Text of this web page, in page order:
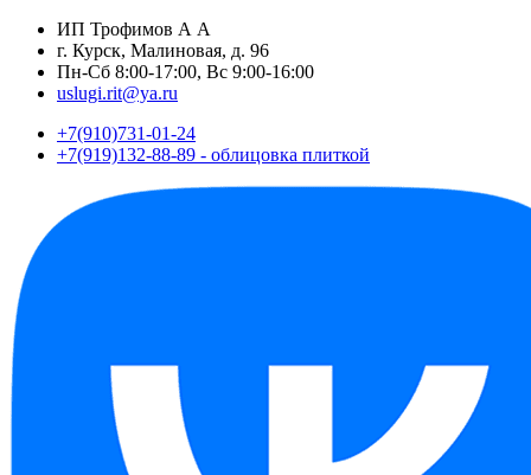
ИП Трофимов А А
г. Курск, Малиновая, д. 96
Пн-Сб 8:00-17:00, Вс 9:00-16:00
uslugi.rit@ya.ru
+7(910)731-01-24
+7(919)132-88-89 - облицовка плиткой